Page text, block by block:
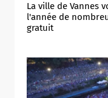
La ville de Vannes
l'année de
gratuit